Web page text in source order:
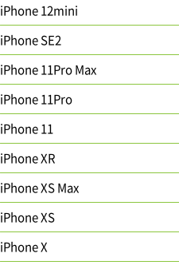
iPhone 12mini
iPhone SE2
iPhone 11Pro Max
iPhone 11Pro
iPhone 11
iPhone XR
iPhone XS Max
iPhone XS
iPhone X